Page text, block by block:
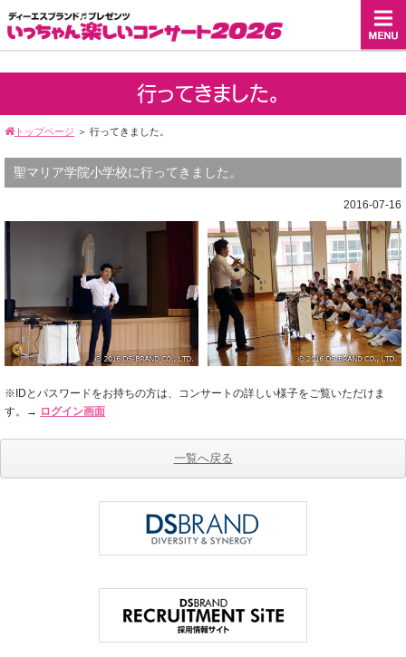
行ってきました。
トップページ ＞ 行ってきました。
聖マリア学院小学校に行ってきました。
2016-07-16
※IDとパスワードをお持ちの方は、コンサートの詳しい様子をご覧いただけま
す。→ ログイン画面
一覧へ戻る